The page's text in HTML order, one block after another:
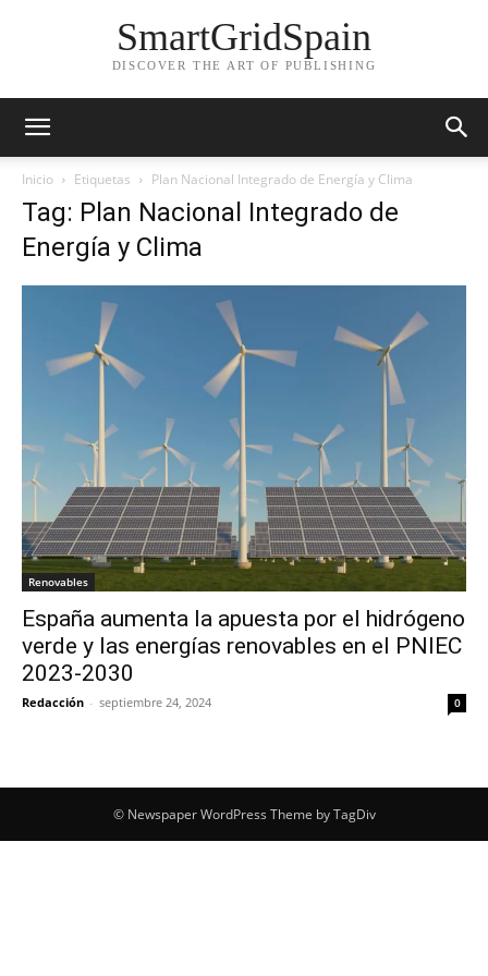
SmartGridSpain
DISCOVER THE ART OF PUBLISHING
Inicio Etiquetas Plan Nacional Integrado de Energía y Clima
Tag: Plan Nacional Integrado de
Energía y Clima
Renovables
España aumenta la apuesta por el hidrógeno
verde y las energías renovables en el PNIEC
2023-2030
Redacción - septiembre 24, 2024 0
© Newspaper WordPress Theme by TagDiv